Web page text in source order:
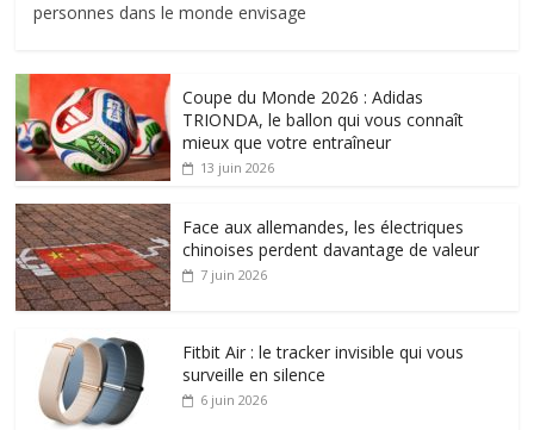
personnes dans le monde envisage
Coupe du Monde 2026 : Adidas
TRIONDA, le ballon qui vous connaît
mieux que votre entraîneur
13 juin 2026
Face aux allemandes, les électriques
chinoises perdent davantage de valeur
7 juin 2026
Fitbit Air : le tracker invisible qui vous
surveille en silence
6 juin 2026